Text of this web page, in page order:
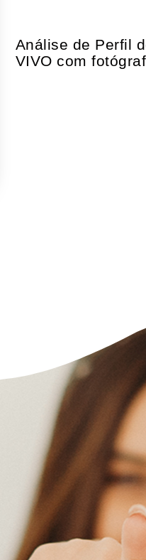
Análise de Perfil
VIVO com